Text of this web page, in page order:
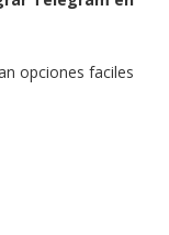
opciones faciles